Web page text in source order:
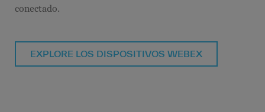
conectado.
EXPLORE LOS DISPOSITIVOS WEBEX